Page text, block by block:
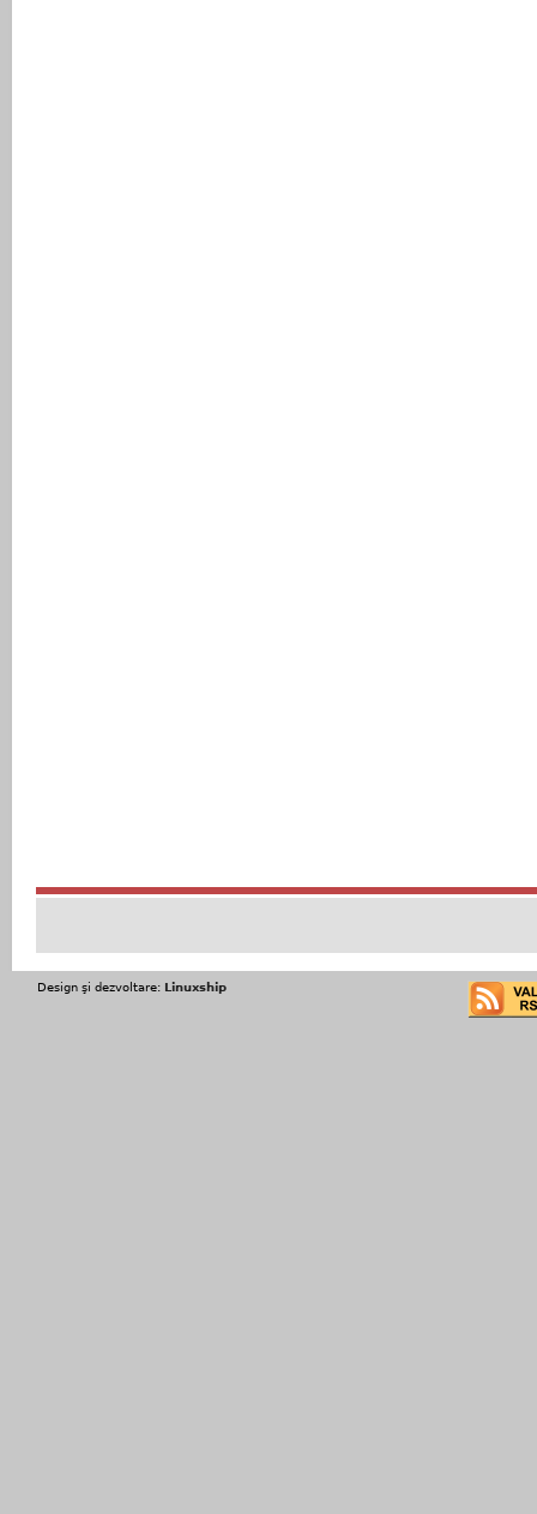
Design şi dezvoltare: Linuxship